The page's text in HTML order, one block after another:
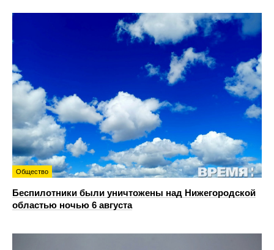
Общество
Беспилотники были уничтожены над Нижегородской
областью ночью 6 августа